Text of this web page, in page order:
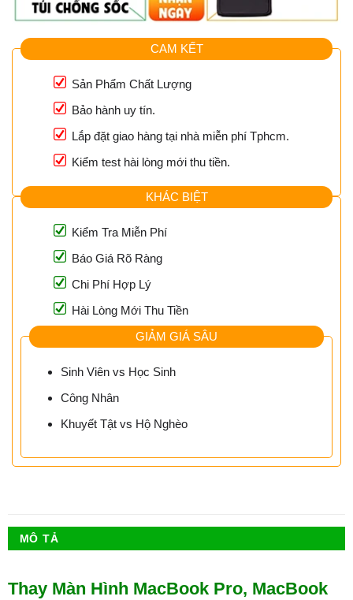
CAM KẾT
Sản Phẩm Chất Lượng
Bảo hành uy tín.
Lắp đặt giao hàng tại nhà miễn phí Tphcm.
Kiểm test hài lòng mới thu tiền.
KHÁC BIỆT
Kiểm Tra Miễn Phí
Báo Giá Rõ Ràng
Chi Phí Hợp Lý
Hài Lòng Mới Thu Tiền
GIẢM GIÁ SÂU
Sinh Viên vs Học Sinh
Công Nhân
Khuyết Tật vs Hộ Nghèo
MÔ TẢ
Thay Màn Hình MacBook Pro, MacBook